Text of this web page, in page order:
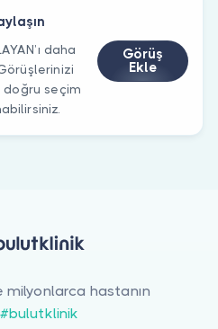
daha
seçim
Görüş
Ekle
milyonlarca hastanın
#bulutklinik